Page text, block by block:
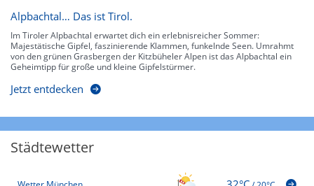
Alpbachtal… Das ist Tirol.
Im Tiroler Alpbachtal erwartet dich ein erlebnisreicher Sommer:
Majestätische Gipfel, faszinierende Klammen, funkelnde Seen. Umrahmt
von den grünen Grasbergen der Kitzbüheler Alpen ist das Alpbachtal ein
Geheimtipp für große und kleine Gipfelstürmer.
Jetzt entdecken
Städtewetter